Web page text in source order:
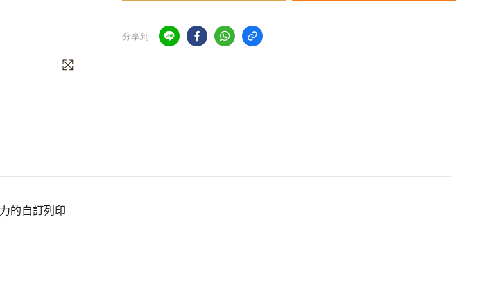
分享到
的自訂列印